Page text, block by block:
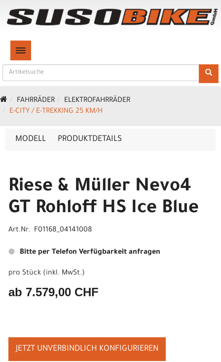
TOGGLE NAVIGATION
FAHRRÄDER
ELEKTROFAHRRÄDER
E-CITY / E-TREKKING 25 KM/H
MODELL PRODUKTDETAILS
Riese & Müller Nevo4
GT Rohloff HS Ice Blue
Art.Nr. F01168_04141008
Bitte per Telefon Verfügbarkeit anfragen
pro Stück (inkl. MwSt.)
ab 7.579,00 CHF
JETZT UNVERBINDLICH KONFIGURIEREN